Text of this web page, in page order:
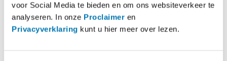
voor Social Media te bieden en om ons websiteverkeer te
analyseren. In onze Proclaimer en
Privacyverklaring kunt u hier meer over lezen.
Alle rechten van intellectuele eigendom betreffende
de inhoud van de website liggen bij Autotrust. Mocht
u informatie of andere content op deze website